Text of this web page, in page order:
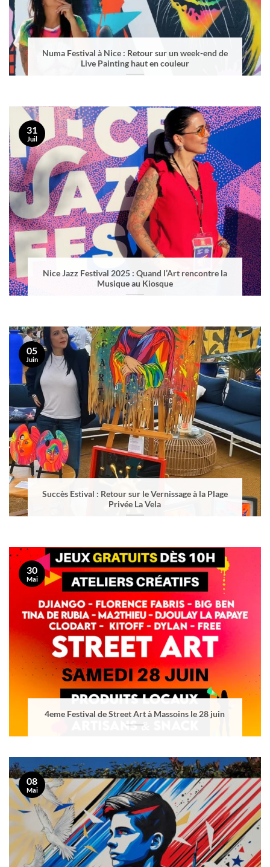
Numa Festival à Nice : Retour sur un week-end de
Live Painting haut en couleur
Nice Jazz Festival 2025 : Quand l’Art rencontre la
Musique au Kiosque
31
Juil
Succès Estival : Retour sur le Vernissage à la Plage
Privée La Vela
05
Juin
4eme Festival de Street Art à Massoins le 28 juin
30
Mai
08
Mai